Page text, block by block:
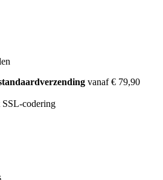
vanaf € 79,90
SSL-codering